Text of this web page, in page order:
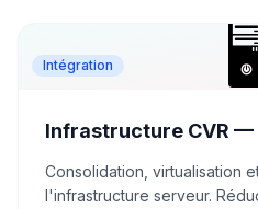
Intégration
Infrastructure CVR —
Consolidation, virtualisation
l'infrastructure serveur.